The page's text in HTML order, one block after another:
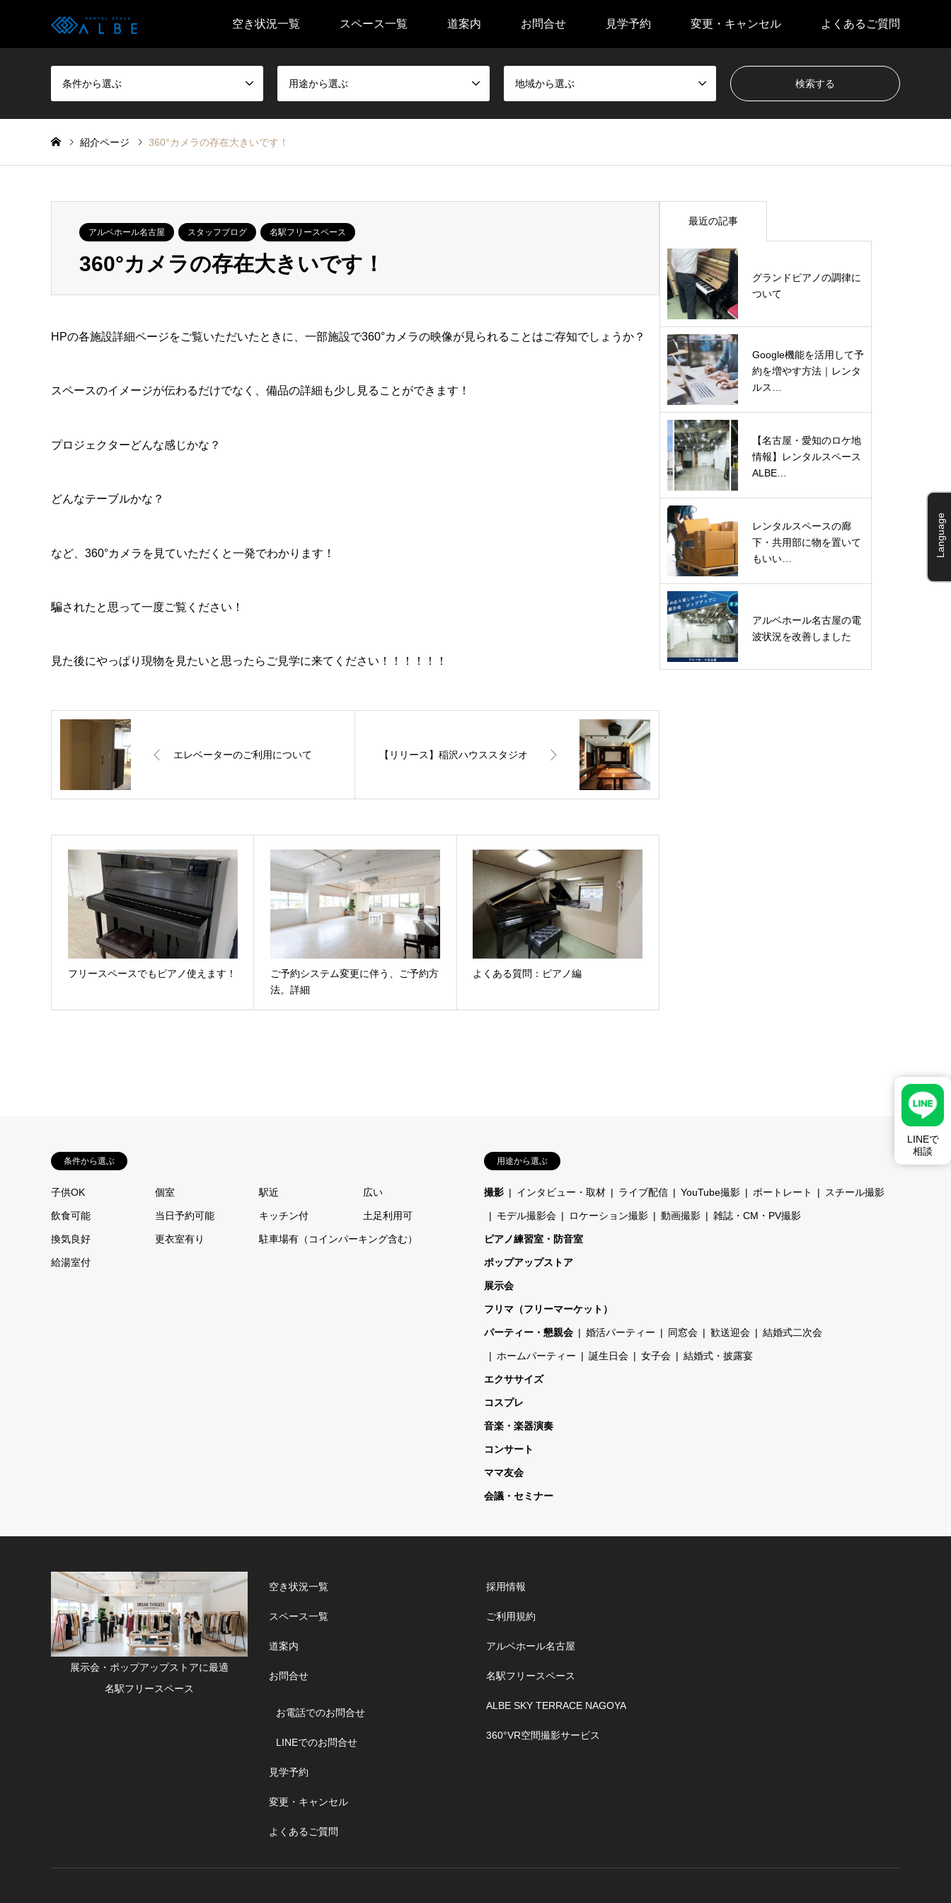
空き状況一覧 スペース一覧 道案内 お問合せ 見学予約 変更・キャンセル よくあるご質問
条件から選ぶ 用途から選ぶ 地域から選ぶ
紹介ページ 360°カメラの存在大きいです！
アルベホール名古屋 スタッフブログ 名駅フリースペース
360°カメラの存在大きいです！
HPの各施設詳細ページをご覧いただいたときに、一部施設で360°カメラの映像が見られることはご存知でしょうか？
スペースのイメージが伝わるだけでなく、備品の詳細も少し見ることができます！
プロジェクターどんな感じかな？
どんなテーブルかな？
など、360°カメラを見ていただくと一発でわかります！
騙されたと思って一度ご覧ください！
見た後にやっぱり現物を見たいと思ったらご見学に来てください！！！！！！
エレベーターのご利用について 【リリース】稲沢ハウススタジオ
フリースペースでもピアノ使えます！
ご予約システム変更に伴う、ご予約方
法。詳細
よくある質問：ピアノ編
最近の記事
グランドピアノの調律に
ついて
Google機能を活用して予
約を増やす方法｜レンタ
ルス…
【名古屋・愛知のロケ地
情報】レンタルスペース
ALBE…
レンタルスペースの廊
下・共用部に物を置いて
もいい…
アルベホール名古屋の電
波状況を改善しました
LINEで
相談
条件から選ぶ
子供OK 個室 駅近 広い
飲食可能 当日予約可能 キッチン付 土足利用可
換気良好 更衣室有り 駐車場有（コインパーキング含む）
給湯室付
用途から選ぶ
撮影 インタビュー・取材 ライブ配信 YouTube撮影 ポートレート スチール撮影
モデル撮影会 ロケーション撮影 動画撮影 雑誌・CM・PV撮影
ピアノ練習室・防音室
ポップアップストア
展示会
フリマ（フリーマーケット）
パーティー・懇親会 婚活パーティー 同窓会 歓送迎会 結婚式二次会
ホームパーティー 誕生日会 女子会 結婚式・披露宴
エクササイズ
コスプレ
音楽・楽器演奏
コンサート
ママ友会
会議・セミナー
展示会・ポップアップストアに最適
名駅フリースペース
空き状況一覧
スペース一覧
道案内
お問合せ
お電話でのお問合せ
LINEでのお問合せ
見学予約
変更・キャンセル
よくあるご質問
採用情報
ご利用規約
アルベホール名古屋
名駅フリースペース
ALBE SKY TERRACE NAGOYA
360°VR空間撮影サービス
Language